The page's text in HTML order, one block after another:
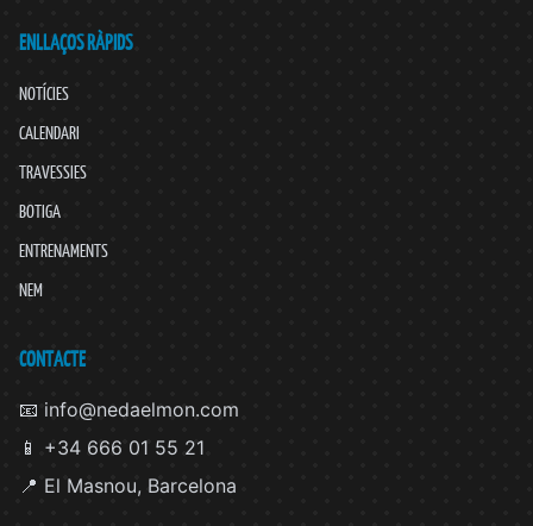
ENLLAÇOS RÀPIDS
NOTÍCIES
CALENDARI
TRAVESSIES
BOTIGA
ENTRENAMENTS
NEM
CONTACTE
📧 info@nedaelmon.com
📱 +34 666 01 55 21
📍 El Masnou, Barcelona